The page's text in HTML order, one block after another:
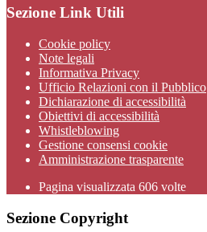
Sezione Link Utili
Cookie policy
Note legali
Informativa Privacy
Ufficio Relazioni con il Pubblico
Dichiarazione di accessibilità
Obiettivi di accessibilità
Whistleblowing
Gestione consensi cookie
Amministrazione trasparente
Pagina visualizzata 606 volte
Sezione Copyright